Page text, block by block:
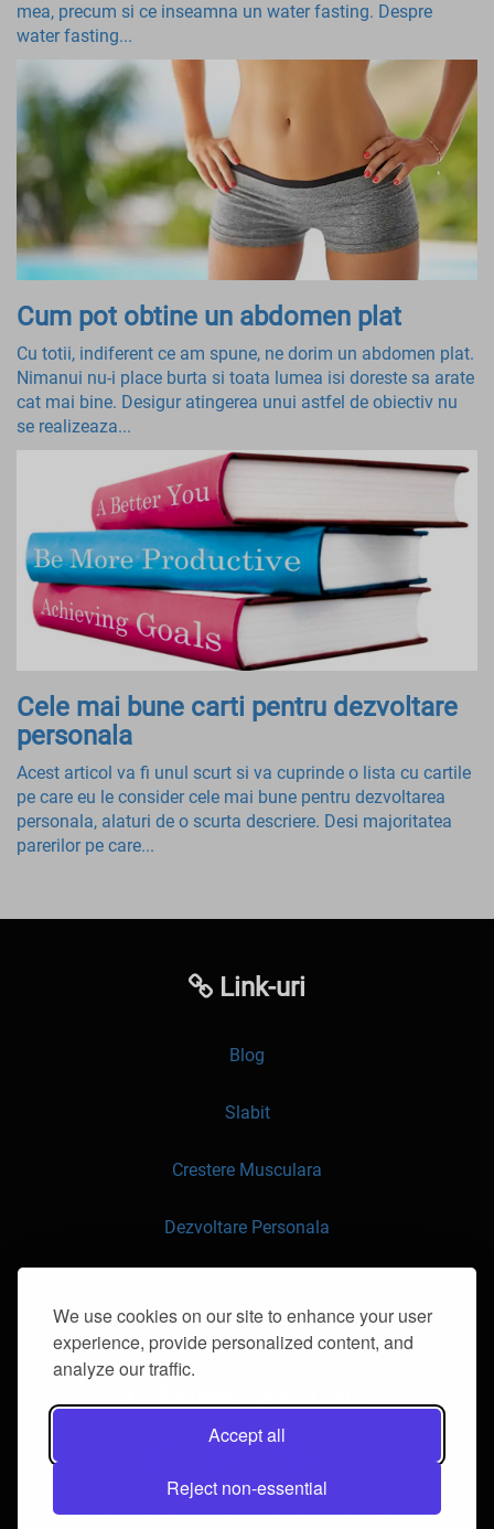
We use cookies on our site to enhance your user
experience, provide personalized content, and
analyze our traffic.
Accept all
Reject non-essential
mea, precum si ce inseamna un water fasting. Despre
water fasting...
Cum pot obtine un abdomen plat
Cu totii, indiferent ce am spune, ne dorim un abdomen plat.
Nimanui nu-i place burta si toata lumea isi doreste sa arate
cat mai bine. Desigur atingerea unui astfel de obiectiv nu
se realizeaza...
Cele mai bune carti pentru dezvoltare
personala
Acest articol va fi unul scurt si va cuprinde o lista cu cartile
pe care eu le consider cele mai bune pentru dezvoltarea
personala, alaturi de o scurta descriere. Desi majoritatea
parerilor pe care...
Link-uri
Blog
Slabit
Crestere Musculara
Dezvoltare Personala
Contacteaza-ne
© 2016-2026 klorii.ro. Toate drepturile rezervate.